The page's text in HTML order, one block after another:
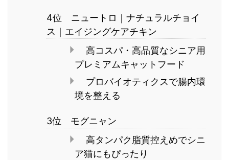
4位 ニュートロ｜ナチュラルチョイ
ス｜エイジングケアチキン
高コスパ・高品質なシニア用
プレミアムキャットフード
プロバイオティクスで腸内環
境を整える
3位 モグニャン
高タンパク脂質控えめでシニ
ア猫にもぴったり